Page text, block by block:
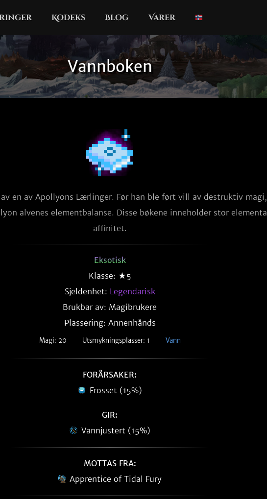
Kodeks Blog Varer
Vannboken
en av Apollyons Lærlinger. Før han ble ført vill av destruktiv magi,
alvenes elementbalanse. Disse bøkene inneholder stor elemental
affinitet.
Eksotisk
Klasse: ★5
Sjeldenhet: Legendarisk
Brukbar av: Magibrukere
Plassering: Annenhånds
Magi: 20 Utsmykningsplasser: 1 Vann
FORÅRSAKER:
Frosset (15%)
GIR:
Vannjustert (15%)
MOTTAS FRA:
Apprentice of Tidal Fury